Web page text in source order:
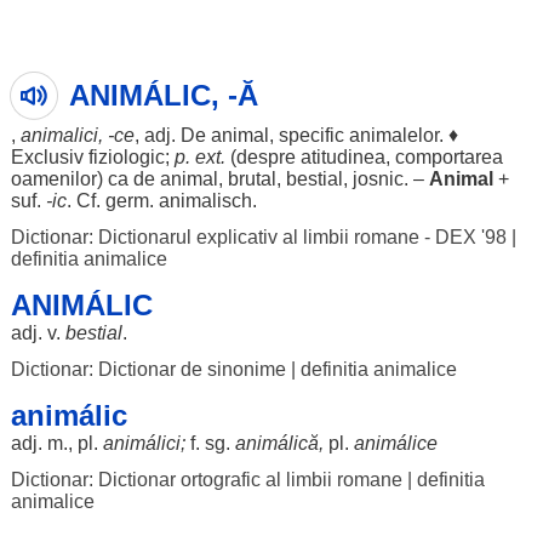
ANIMÁLIC, -Ă
, animalici, -ce, adj. De animal , specific animalelor. ♦
Exclusiv fiziologic; p. ext. (despre atitudinea, comportarea
oamenilor) ca de animal , brutal , bestial , josnic. – Animal +
suf. -ic. Cf. germ. animalisch.
Dictionar: Dictionarul explicativ al limbii romane - DEX '98|
definitia animalice
ANIMÁLIC
adj. v. bestial.
Dictionar: Dictionar de sinonime| definitia animalice
animálic
adj. m., pl. animálici; f. sg. animálică, pl. animálice
Dictionar: Dictionar ortografic al limbii romane| definitia
animalice